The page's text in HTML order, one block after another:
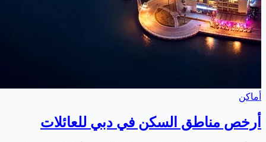
أماكن
أرخص مناطق السكن في دبي للعائلات